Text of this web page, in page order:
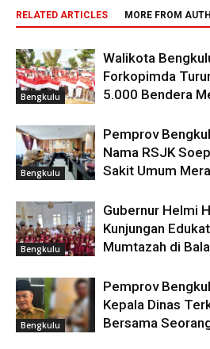
RELATED ARTICLES MORE FROM
Bengkulu
Walikota
Forkopimda
5.000 Bendera
Bengkulu
Pemprov
Nama RSJK
Sakit Umum
Bengkulu
Gubernur Helmi
Kunjungan
Mumtazah di
Bengkulu
Pemprov
Kepala Dinas
Bersama